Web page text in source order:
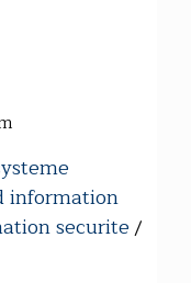
information
securite/